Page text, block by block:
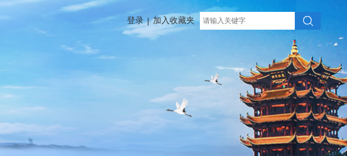
登录 | 加入收藏夹